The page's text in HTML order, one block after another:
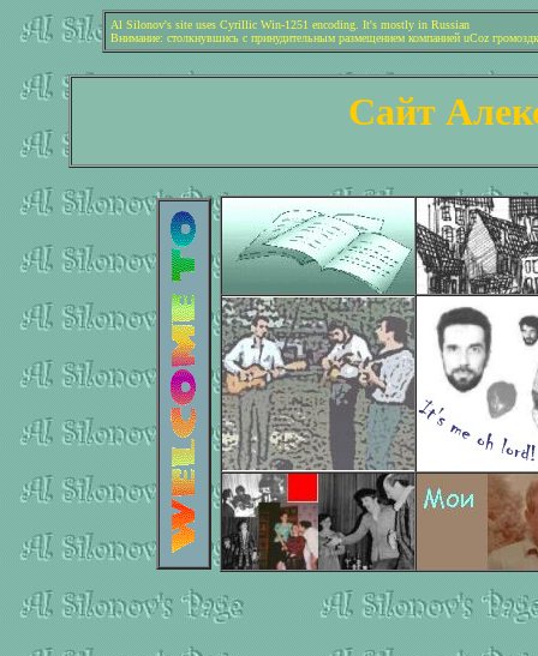
Al Silonov's site uses Cyrillic Win-1251 encoding. It's mostly in Russian
Внимание: столкнувшись с принудительным размещением компанией uCoz
Сайт